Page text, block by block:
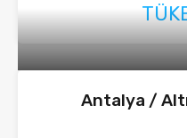
Antalya /